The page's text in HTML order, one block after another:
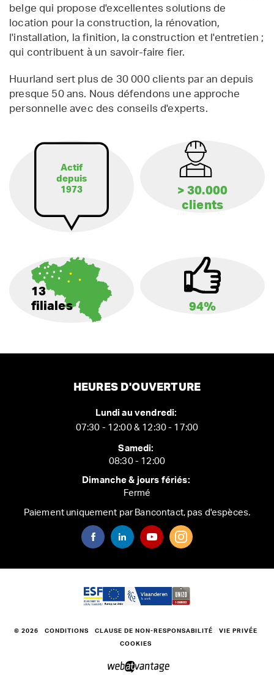
belge qui propose d'excellentes solutions de
location pour la construction, la rénovation,
l'installation, la finition, la construction et l'entretien ;
qui contribuent à un savoir-faire fier.
Huurland sert plus de 30 000 clients par an depuis
presque 50 ans. Nous défendons une approche
personnelle avec des conseils d'experts.
Actif
depuis
1973
> 30.000
clients
13
filiales
94%
HEURES D'OUVERTURE
Lundi au vendredi:
07:30 - 12:00 & 12:30 - 17:00
Samedi:
08:30 - 12:00
Dimanche & jours fériés:
Fermé
Paiement uniquement par Bancontact, pas d'espèces.
© 2026 CONDITIONS CLAUSE DE NON-RESPONSABILITÉ VIE PRIVÉE
COOKIES